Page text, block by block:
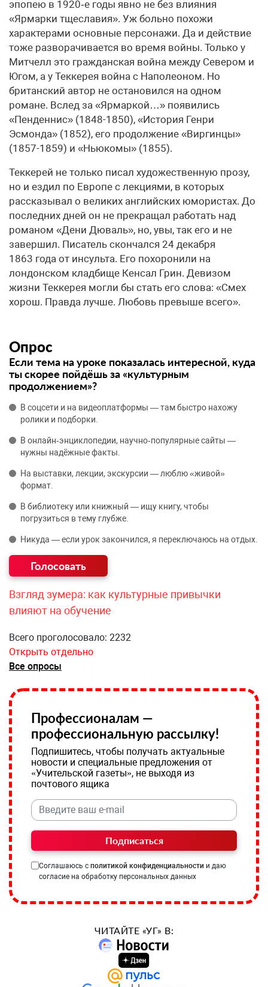
эпопею в 1920‑е годы явно не без влияния
«Ярмарки тщеславия». Уж больно похожи
характерами основные персонажи. Да и действие
тоже разворачивается во время войны. Только у
Митчелл это гражданская война между Севером и
Югом, а у Теккерея война с Наполеоном. Но
британский автор не остановился на одном
романе. Вслед за «Ярмаркой…» появились
«Пенденнис» (1848-1850), «История Генри
Эсмонда» (1852), его продолжение «Виргинцы»
(1857-1859) и «Ньюкомы» (1855).
Теккерей не только писал художественную прозу,
но и ездил по Европе с лекциями, в которых
рассказывал о великих английских юмористах. До
последних дней он не прекращал работать над
романом «Дени Дюваль», но, увы, так его и не
завершил. Писатель скончался 24 декабря
1863 года от инсульта. Его похоронили на
лондонском кладбище Кенсал Грин. Девизом
жизни Теккерея могли бы стать его слова: «Смех
хорош. Правда лучше. Любовь превыше всего».
Опрос
Если тема на уроке показалась интересной, куда
ты скорее пойдёшь за «культурным
продолжением»?
В соцсети и на видеоплатформы — там быстро нахожу
ролики и подборки.
В онлайн‑энциклопедии, научно‑популярные сайты —
нужны надёжные факты.
На выставки, лекции, экскурсии — люблю «живой»
формат.
В библиотеку или книжный — ищу книгу, чтобы
погрузиться в тему глубже.
Никуда — если урок закончился, я переключаюсь на отдых.
Взгляд зумера: как культурные привычки
влияют на обучение
Всего проголосовало: 2232
Открыть отдельно
Все опросы
Профессионалам —
профессиональную рассылку!
Подпишитесь, чтобы получать актуальные
новости и специальные предложения от
«Учительской газеты», не выходя из
почтового ящика
Подписаться
Соглашаюсь с политикой конфиденциальности и даю
согласие на обработку персональных данных
ЧИТАЙТЕ «УГ» В: